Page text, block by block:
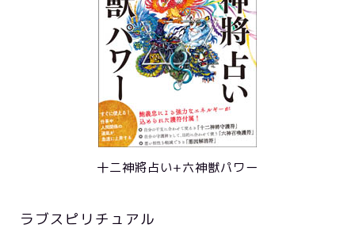
十二神將占い+六神獣パワー
ラブスピリチュアル